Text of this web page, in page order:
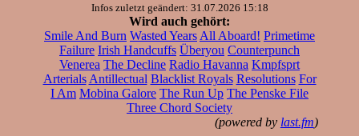
Infos zuletzt geändert: 31.07.2026 15:18
Wird auch gehört:
Smile And Burn Wasted Years All Aboard! Primetime
Failure Irish Handcuffs Überyou Counterpunch
Venerea The Decline Radio Havanna Kmpfsprt
Arterials Antillectual Blacklist Royals Resolutions For
I Am Mobina Galore The Run Up The Penske File
Three Chord Society
(powered by last.fm)